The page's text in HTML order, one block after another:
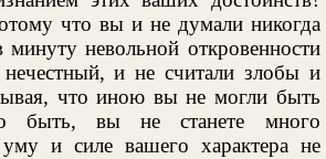
что вы и не думали никогда
невольной откровенности
и не считали злобы и
что иною вы не могли быть
быть, вы не станете много
и силе вашего характера не